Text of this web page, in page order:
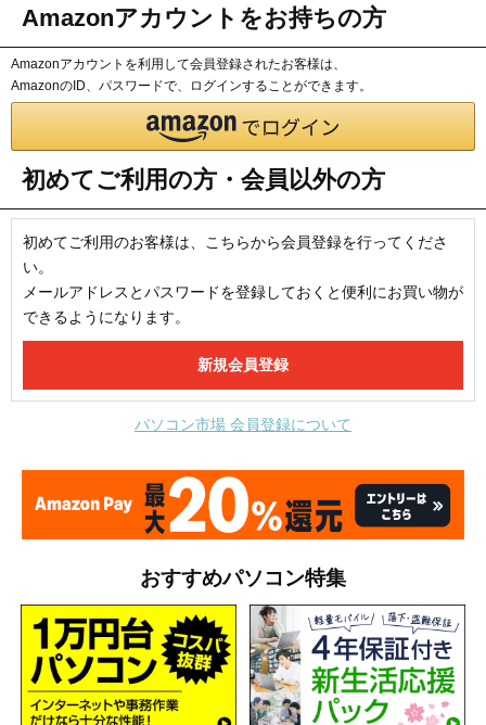
Amazonアカウントをお持ちの方
Amazonアカウントを利用して会員登録されたお客様は、
AmazonのID、パスワードで、ログインすることができます。
初めてご利用の方・会員以外の方
初めてご利用のお客様は、こちらから会員登録を行ってくださ
い。
メールアドレスとパスワードを登録しておくと便利にお買い物が
できるようになります。
パソコン市場 会員登録について
おすすめパソコン特集